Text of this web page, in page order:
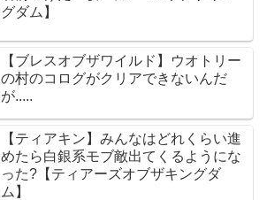
グダム】
【ブレスオブザワイルド】ウオトリー
の村のコログがクリアできないんだ
が.....
【ティアキン】みんなはどれくらい進
めたら白銀系モブ敵出てくるようにな
った?【ティアーズオブザキングダ
ム】